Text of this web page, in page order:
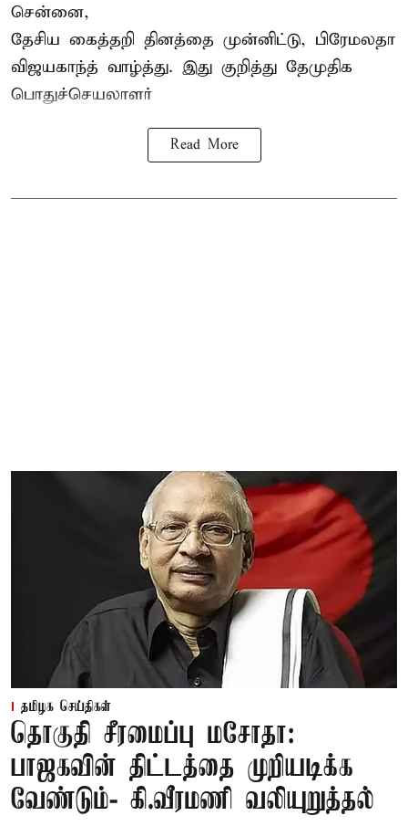
சென்னை,
தேசிய கைத்தறி தினத்தை முன்னிட்டு, பிரேமலதா
விஜயகாந்த் வாழ்த்து. இது குறித்து தேமுதிக
பொதுச்செயலாளர்
Read More
தமிழக செய்திகள்
தொகுதி சீரமைப்பு மசோதா:
பாஜகவின் திட்டத்தை முறியடிக்க
வேண்டும்- கி.வீரமணி வலியுறுத்தல்